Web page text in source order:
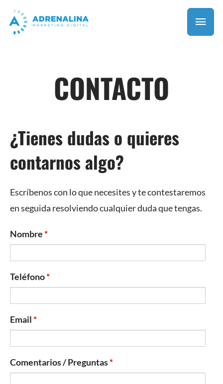
CONTACTO
¿Tienes dudas o quieres
contarnos algo?
Escríbenos con lo que necesites y te contestaremos
en seguida resolviendo cualquier duda que tengas.
Nombre*
Teléfono*
Email*
Comentarios / Preguntas*